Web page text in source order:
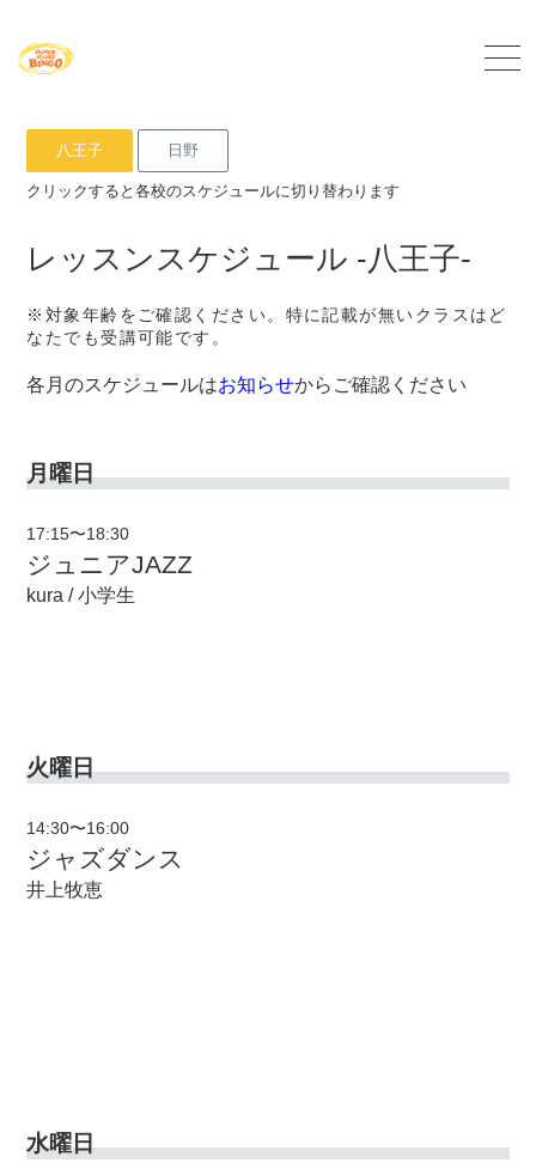
八王子 日野
クリックすると各校のスケジュールに切り替わります
レッスンスケジュール -八王子-
※対象年齢をご確認ください。特に記載が無いクラスはど
なたでも受講可能です。
各月のスケジュールはお知らせからご確認ください
月曜日
17:15〜18:30
ジュニアJAZZ
kura / 小学生
火曜日
14:30〜16:00
ジャズダンス
井上牧恵
水曜日